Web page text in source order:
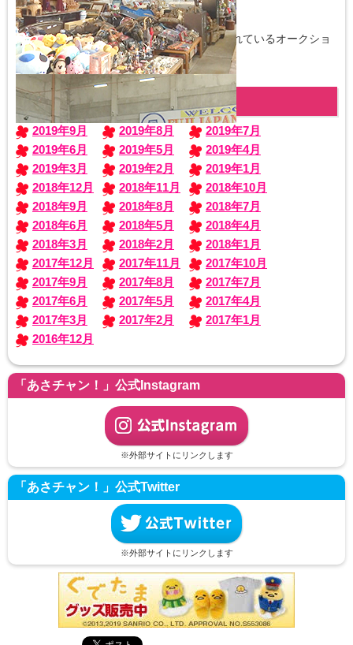
フィリピンの首都・マニラで毎週2回開催されているオークショ
ンです
月別バックナンバー
2019年9月 2019年8月
2019年7月
2019年6月
2019年5月
2019年4月
2019年3月
2019年2月
2019年1月
2018年12月
2018年11月
2018年10月
2018年9月
2018年8月
2018年7月
2018年6月
2018年5月
2018年4月
2018年3月
2018年2月
2018年1月
2017年12月
2017年11月
2017年10月
2017年9月
2017年8月
2017年7月
2017年6月
2017年5月
2017年4月
2017年3月
2017年2月
2017年1月
2016年12月
「あさチャン！」公式Instagram
※外部サイトにリンクします
「あさチャン！」公式Twitter
※外部サイトにリンクします